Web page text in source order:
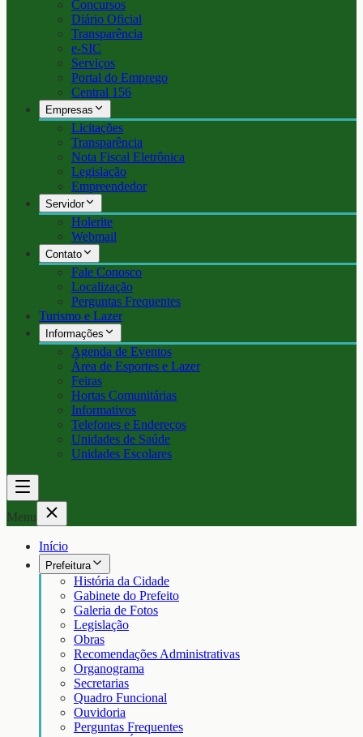
Concursos
Diário Oficial
Transparência
e-SIC
Serviços
Portal do Emprego
Central 156
Empresas
Licitações
Transparência
Nota Fiscal Eletrônica
Legislação
Empreendedor
Servidor
Holerite
Webmail
Contato
Fale Conosco
Localização
Perguntas Frequentes
Turismo e Lazer
Informações
Agenda de Eventos
Área de Esportes e Lazer
Feiras
Hortas Comunitárias
Informativos
Telefones e Endereços
Unidades de Saúde
Unidades Escolares
Menu
Início
Prefeitura
História da Cidade
Gabinete do Prefeito
Galeria de Fotos
Legislação
Obras
Recomendações Administrativas
Organograma
Secretarias
Quadro Funcional
Ouvidoria
Perguntas Frequentes